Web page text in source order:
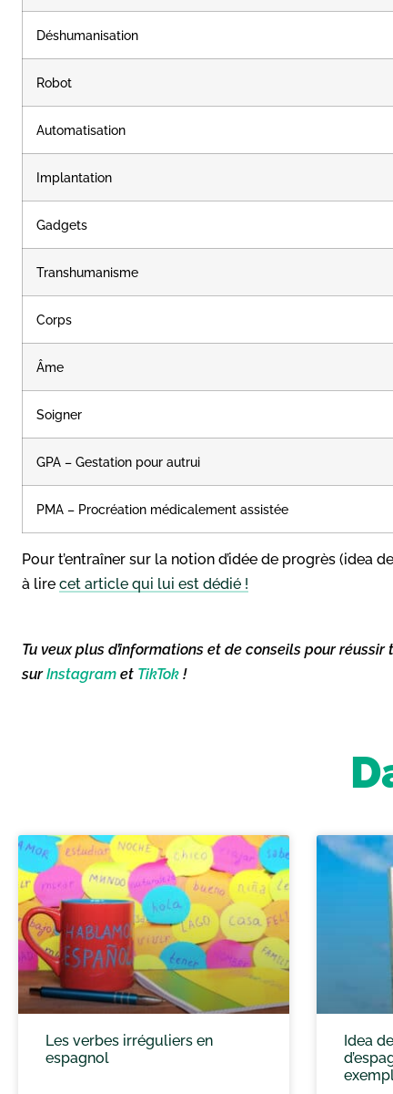
Déshumanisation
Robot
Automatisation
Implantation
Gadgets
Transhumanisme
Corps
Âme
Soigner
GPA – Gestation pour autrui
PMA – Procréation médicalement assistée
Pour t’entraîner sur la notion d’idée de progrès (idea
à lire cet article qui lui est dédié !
Tu veux plus d’informations et de conseils pour
surInstagram et TikTok !
Les verbes irréguliers en
espagnol
Idea